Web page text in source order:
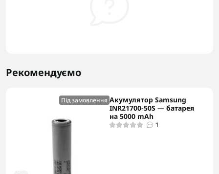
Рекомендуємо
Під замовлення Акумулятор Samsung
INR21700-50S — батарея
на 5000 mAh
1